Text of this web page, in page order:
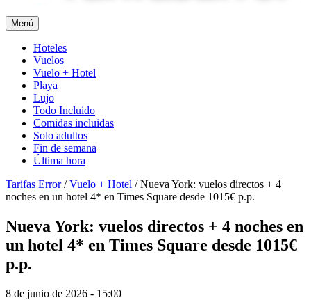
Menú
Hoteles
Vuelos
Vuelo + Hotel
Playa
Lujo
Todo Incluido
Comidas incluidas
Solo adultos
Fin de semana
Última hora
Tarifas Error/Vuelo + Hotel /Nueva York: vuelos directos + 4
noches en un hotel 4* en Times Square desde 1015€ p.p.
Nueva York: vuelos directos + 4 noches en
un hotel 4* en Times Square desde 1015€
p.p.
8 de junio de 2026 - 15:00